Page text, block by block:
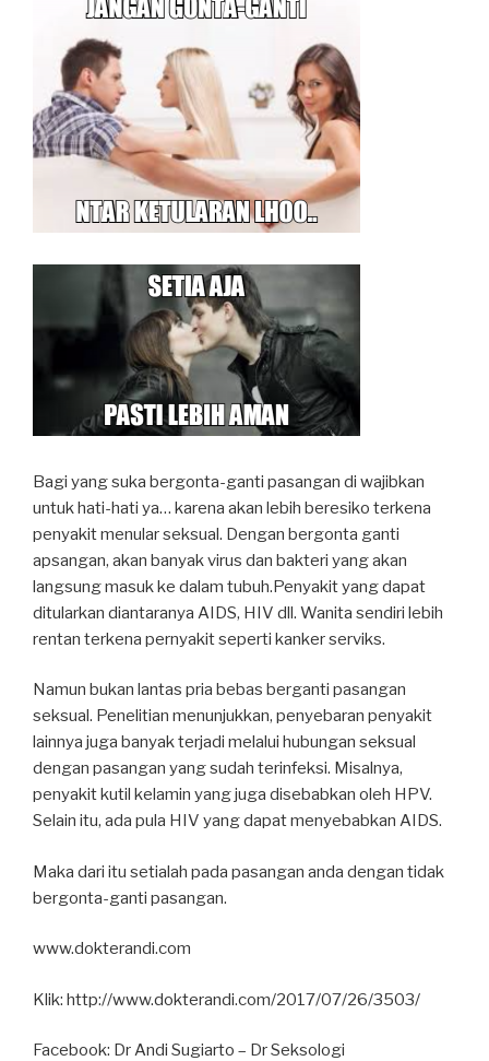
Bagi yang suka bergonta-ganti pasangan di wajibkan
untuk hati-hati ya… karena akan lebih beresiko terkena
penyakit menular seksual. Dengan bergonta ganti
apsangan, akan banyak virus dan bakteri yang akan
langsung masuk ke dalam tubuh.Penyakit yang dapat
ditularkan diantaranya AIDS, HIV dll. Wanita sendiri lebih
rentan terkena pernyakit seperti kanker serviks.
Namun bukan lantas pria bebas berganti pasangan
seksual. Penelitian menunjukkan, penyebaran penyakit
lainnya juga banyak terjadi melalui hubungan seksual
dengan pasangan yang sudah terinfeksi. Misalnya,
penyakit kutil kelamin yang juga disebabkan oleh HPV.
Selain itu, ada pula HIV yang dapat menyebabkan AIDS.
Maka dari itu setialah pada pasangan anda dengan tidak
bergonta-ganti pasangan.
www.dokterandi.com
Klik: http://www.dokterandi.com/2017/07/26/3503/
Facebook: Dr Andi Sugiarto – Dr Seksologi